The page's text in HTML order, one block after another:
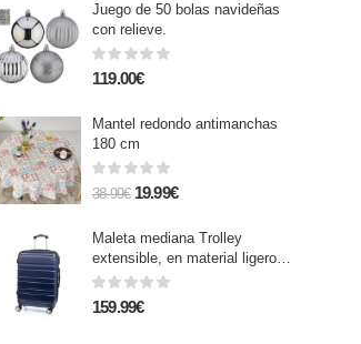
Juego de 50 bolas navideñas
con relieve.
119.00€
Mantel redondo antimanchas
180 cm
38.99€ 19.99€
Maleta mediana Trolley
extensible, en material ligero
ABS de alta resistencia.
Cerradura numérica, 4 ruedas
dobles giratorias 360°.
159.99€